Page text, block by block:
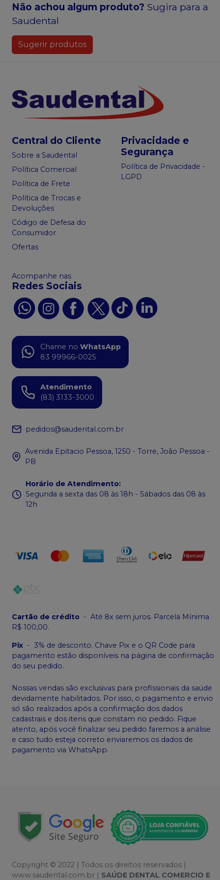
Não achou algum produto? Sugira para a
Saudental
Sugerir produtos
Central do Cliente
Sobre a Saudental
Política Comercial
Política de Frete
Política de Trocas e
Devoluções
Código de Defesa do
Consumidor
Ofertas
Privacidade e
Segurança
Política de Privacidade -
LGPD
Acompanhe nas
Redes Sociais
Chame no WhatsApp
83 99966-0025
Atendimento
(83) 3133-3000
pedidos@saudental.com.br
Avenida Epitacio Pessoa, 1250 - Torre, João Pessoa -
PB
Horário de Atendimento:
Segunda a sexta das 08 às 18h - Sábados das 08 às
12h
Cartão de crédito - Até 8x sem juros. Parcela Mínima
R$ 100,00.
Pix - 3% de desconto. Chave Pix e o QR Code para
pagamento estão disponíveis na página de confirmação
do seu pedido.
Nossas vendas são exclusivas para profissionais da saúde
devidamente habilitados. Por isso, o pagamento e envio
só são realizados após a confirmação dos dados
cadastrais e dos itens que constam no pedido. Fique
atento, após você finalizar seu pedido faremos a análise
e caso tudo esteja correto enviaremos os dados de
pagamento via WhatsApp.
Copyright © 2022 | Todos os direitos reservados |
www.saudental.com.br | SAÚDE DENTAL COMERCIO E